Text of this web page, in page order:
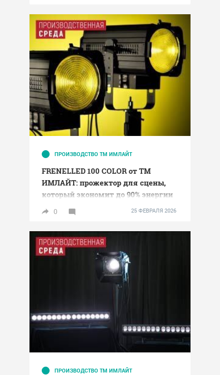
ПРОИЗВОДСТВО ТМ ИМЛАЙТ
FRENELLED 100 COLOR от ТМ
ИМЛАЙТ: прожектор для сцены,
который экономит до 90% энергии
0 25 ФЕВРАЛЯ 2026
ПРОИЗВОДСТВО ТМ ИМЛАЙТ